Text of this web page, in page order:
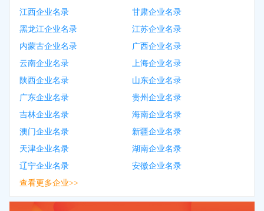
江西企业名录
甘肃企业名录
黑龙江企业名录
江苏企业名录
内蒙古企业名录
广西企业名录
云南企业名录
上海企业名录
陕西企业名录
山东企业名录
广东企业名录
贵州企业名录
吉林企业名录
海南企业名录
澳门企业名录
新疆企业名录
天津企业名录
湖南企业名录
辽宁企业名录
安徽企业名录
查看更多企业>>